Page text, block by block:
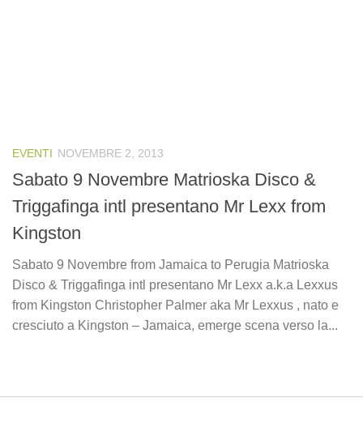
EVENTI NOVEMBRE 2, 2013
Sabato 9 Novembre Matrioska Disco &
Triggafinga intl presentano Mr Lexx from
Kingston
Sabato 9 Novembre from Jamaica to Perugia Matrioska
Disco & Triggafinga intl presentano Mr Lexx a.k.a Lexxus
from Kingston Christopher Palmer aka Mr Lexxus , nato e
cresciuto a Kingston – Jamaica, emerge scena verso la...